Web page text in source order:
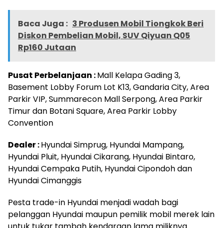
Baca Juga : 3 Produsen Mobil Tiongkok Beri
Diskon Pembelian Mobil, SUV Qiyuan Q05
Rp160 Jutaan
Pusat Perbelanjaan :Mall Kelapa Gading 3,
Basement Lobby Forum Lot K13, Gandaria City, Area
Parkir VIP, Summarecon Mall Serpong, Area Parkir
Timur dan Botani Square, Area Parkir Lobby
Convention
Dealer :Hyundai Simprug, Hyundai Mampang,
Hyundai Pluit, Hyundai Cikarang, Hyundai Bintaro,
Hyundai Cempaka Putih, Hyundai Cipondoh dan
Hyundai Cimanggis
Pesta trade-in Hyundai menjadi wadah bagi
pelanggan Hyundai maupun pemilik mobil merek lain